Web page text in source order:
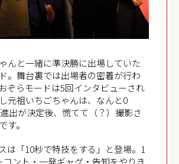
んと一緒に準決勝に出場していた
。舞台裏では出場者の密着が行わ
ぞらモードは5回インタビューされ
元祖いちごちゃんは、なんと0
が決定後、慌てて（？）撮影さ
す。
は「10秒で特技をする」と登場。1